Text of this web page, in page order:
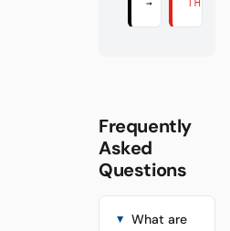
→
THERE
Frequently
Asked
Questions
What are